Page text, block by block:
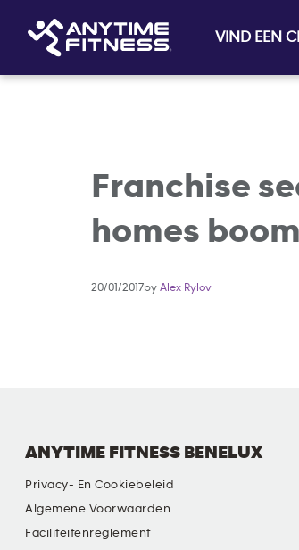
VIND EEN
Franchise
homes boom
20/01/2017by Alex Rylov
ANYTIME FITNESS BENELUX
Privacy- En Cookiebeleid
Algemene Voorwaarden
Faciliteitenreglement